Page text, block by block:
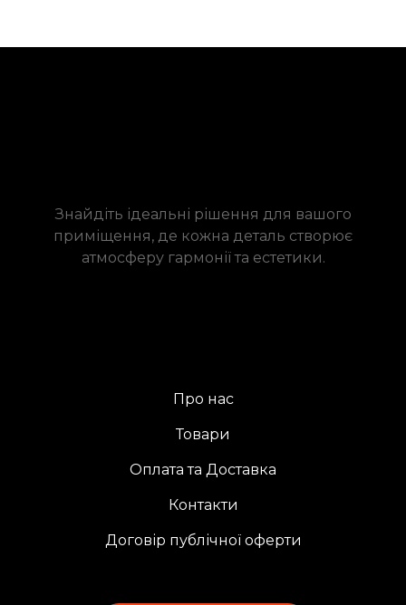
Знайдіть ідеальні рішення для вашого
приміщення, де кожна деталь створює
атмосферу гармонії та естетики.
Про нас
Товари
Оплата та Доставка
Контакти
Договір публічної оферти